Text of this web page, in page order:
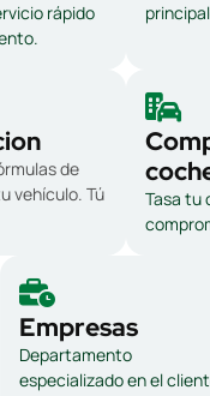
rápido
de
vehículo. Tú
Tasa tu
Empresas
Departamento
especializado en el